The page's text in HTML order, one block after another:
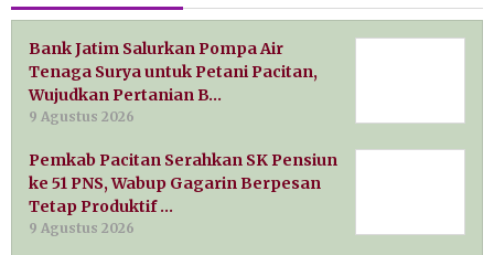
Bank Jatim Salurkan Pompa Air
Tenaga Surya untuk Petani Pacitan,
Wujudkan Pertanian B…
9 Agustus 2026
Pemkab Pacitan Serahkan SK Pensiun
ke 51 PNS, Wabup Gagarin Berpesan
Tetap Produktif …
9 Agustus 2026